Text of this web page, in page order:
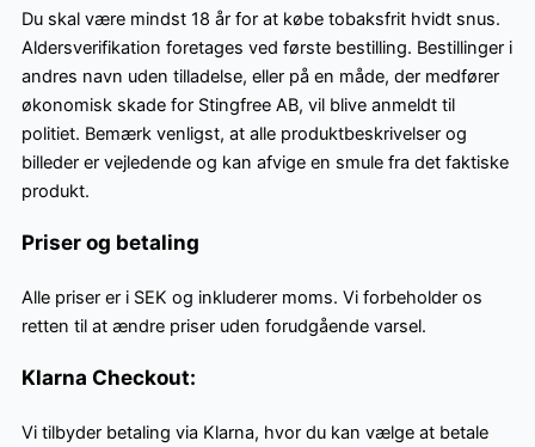
Du skal være mindst 18 år for at købe tobaksfrit hvidt snus.
Aldersverifikation foretages ved første bestilling. Bestillinger i
andres navn uden tilladelse, eller på en måde, der medfører
økonomisk skade for Stingfree AB, vil blive anmeldt til
politiet. Bemærk venligst, at alle produktbeskrivelser og
billeder er vejledende og kan afvige en smule fra det faktiske
produkt.
Priser og betaling
Alle priser er i SEK og inkluderer moms. Vi forbeholder os
retten til at ændre priser uden forudgående varsel.
Klarna Checkout:
Vi tilbyder betaling via Klarna, hvor du kan vælge at betale